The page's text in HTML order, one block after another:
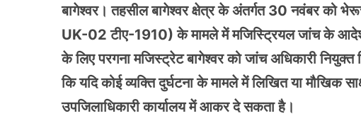
बागेश्वर। तहसील बागेश्वर क्षेत्र के अंतर्गत 30 नवंबर को
UK-02 टीए-1910) के मामले में मजिस्ट्रियल जांच के आदेश
के लिए परगना मजिस्ट्रेट बागेश्वर को जांच अधिकारी नियुक्त
कि यदि कोई व्यक्ति दुर्घटना के मामले में लिखित या मौखिक
उपजिलाधिकारी कार्यालय में आकर दे सकता है।